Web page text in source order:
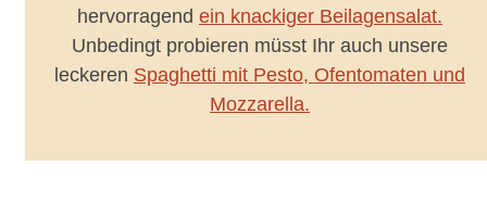
hervorragend ein knackiger Beilagensalat.
Unbedingt probieren müsst Ihr auch unsere
leckeren Spaghetti mit Pesto, Ofentomaten und
Mozzarella.